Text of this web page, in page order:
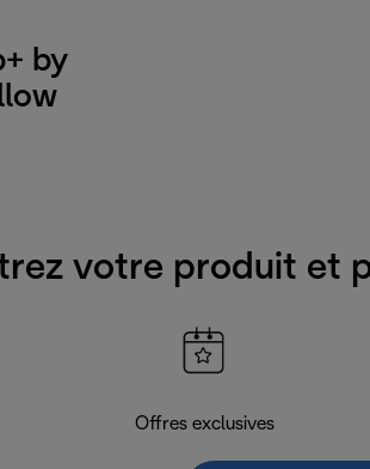
by
votre produit et
Offres exclusives